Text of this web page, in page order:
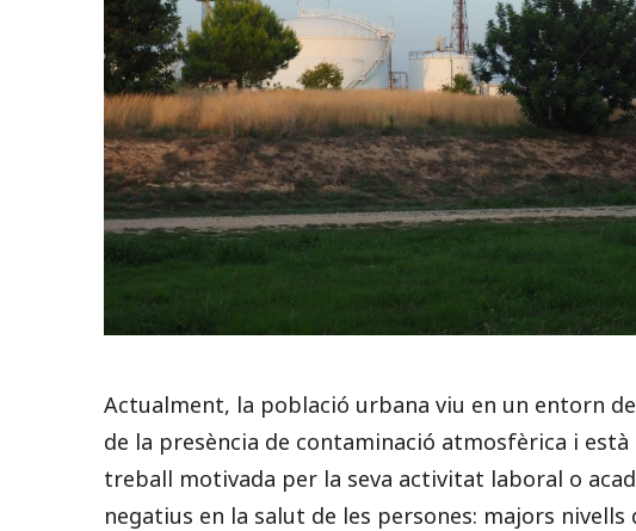
Actualment, la població urbana viu en un entorn
de la presència de contaminació atmosfèrica i
treball motivada per la seva activitat laboral o
negatius en la salut de les persones: majors